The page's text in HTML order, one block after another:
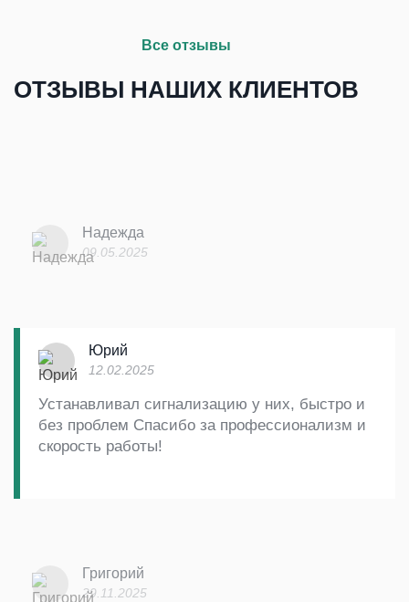
Все отзывы
ОТЗЫВЫ НАШИХ КЛИЕНТОВ
Надежда
09.05.2025
Юрий
12.02.2025
Устанавливал сигнализацию у них, быстро и
без проблем Спасибо за профессионализм и
скорость работы!
Григорий
29.11.2025